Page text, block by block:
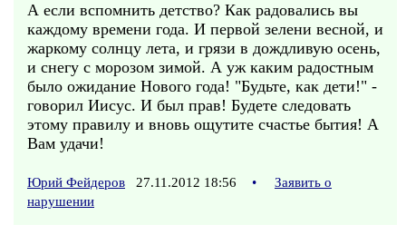
А если вспомнить детство? Как радовались вы
каждому времени года. И первой зелени весной, и
жаркому солнцу лета, и грязи в дождливую осень,
и снегу с морозом зимой. А уж каким радостным
было ожидание Нового года! "Будьте, как дети!" -
говорил Иисус. И был прав! Будете следовать
этому правилу и вновь ощутите счастье бытия! А
Вам удачи!
Юрий Фейдеров 27.11.2012 18:56 •
Заявить о
нарушении